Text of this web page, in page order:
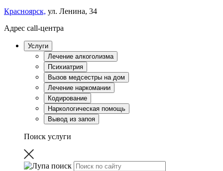
Красноярск, ул. Ленина, 34
Адрес call-центра
Услуги
Лечение алкоголизма
Психиатрия
Вызов медсестры на дом
Лечение наркомании
Кодирование
Наркологическая помощь
Вывод из запоя
Поиск услуги